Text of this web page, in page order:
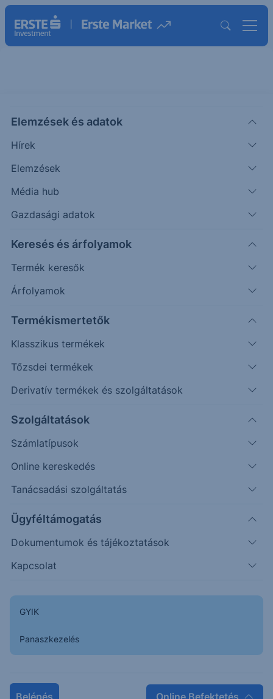
Elemzések és adatok
Hírek
Elemzések
Média hub
Gazdasági adatok
Keresés és árfolyamok
Termék keresők
Árfolyamok
Termékismertetők
Klasszikus termékek
Tőzsdei termékek
Derivatív termékek és szolgáltatások
Szolgáltatások
Számlatípusok
Online kereskedés
Tanácsadási szolgáltatás
Ügyféltámogatás
Dokumentumok és tájékoztatások
Kapcsolat
GYIK
Panaszkezelés
Belépés Online Befektetés
RÉSZVÉNYALAP C USD
ISIN: HU0000722475
Árfolyam dátuma:
ZRT.
STANDARD
Kategória
Részvény
Időtáv
Hosszútáv
Régió
Globál
Szektor
Nem besorolt
Nettó eszközérték
HUF
Elszámolás
Vétel T+4, Visszaváltás T+4